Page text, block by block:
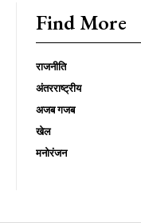
Find More
राजनीति
अंतरराष्ट्रीय
अजब गजब
खेल
मनोरंजन